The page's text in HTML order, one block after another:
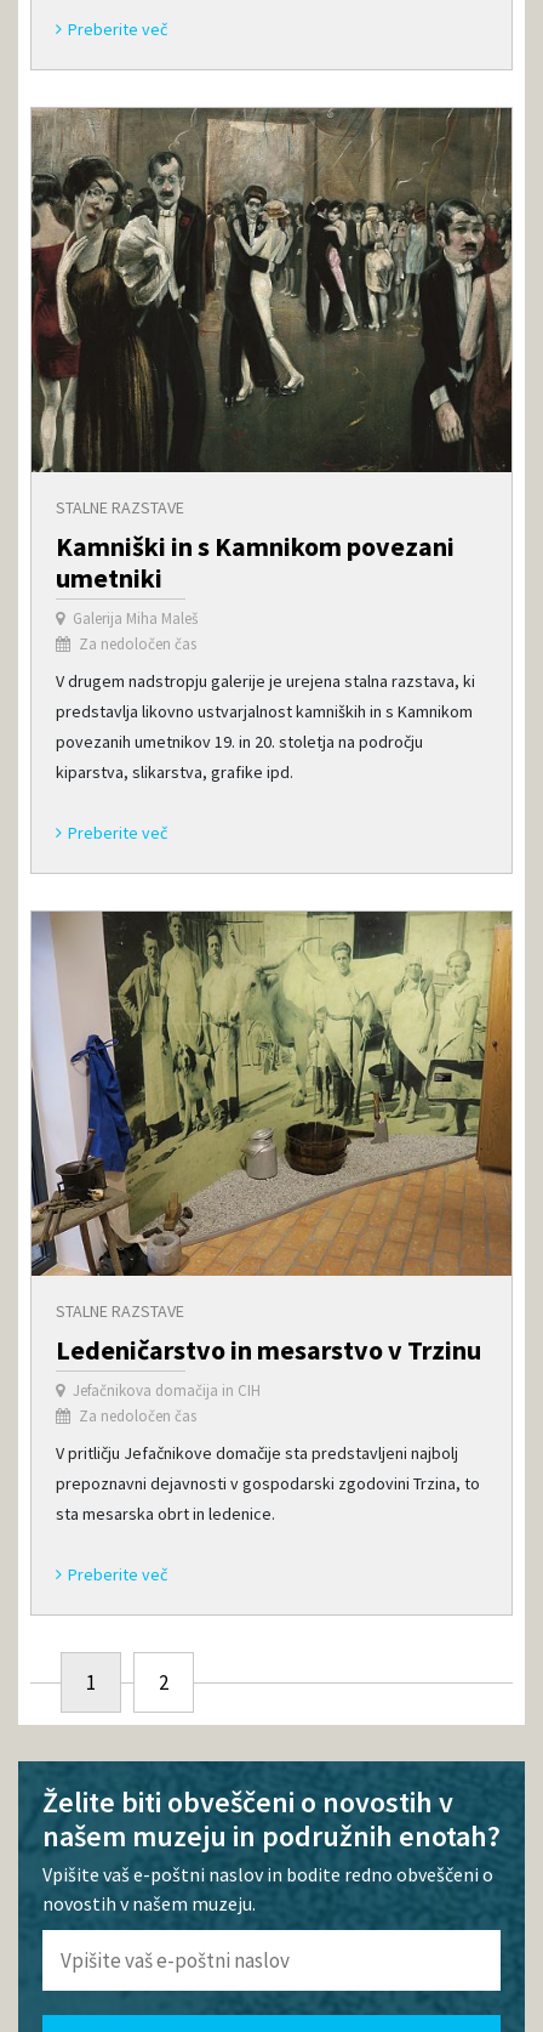
Preberite več
STALNE RAZSTAVE
Kamniški in s Kamnikom povezani
umetniki
Galerija Miha Maleš
Za nedoločen čas
V drugem nadstropju galerije je urejena stalna razstava, ki
predstavlja likovno ustvarjalnost kamniških in s Kamnikom
povezanih umetnikov 19. in 20. stoletja na področju
kiparstva, slikarstva, grafike ipd.
Preberite več
STALNE RAZSTAVE
Ledeničarstvo in mesarstvo v Trzinu
Jefačnikova domačija in CIH
Za nedoločen čas
V pritličju Jefačnikove domačije sta predstavljeni najbolj
prepoznavni dejavnosti v gospodarski zgodovini Trzina, to
sta mesarska obrt in ledenice.
Preberite več
1 2
Želite biti obveščeni o novostih v
našem muzeju in podružnih enotah?
Vpišite vaš e-poštni naslov in bodite redno obveščeni o
novostih v našem muzeju.